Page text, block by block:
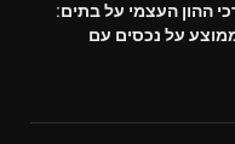
ההון העצמי על בתים:
בממוצע על נכסים עם